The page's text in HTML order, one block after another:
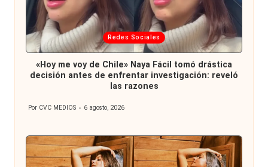
Publicada
en
Redes Sociales
«Hoy me voy de Chile» Naya Fácil tomó drástica
decisión antes de enfrentar investigación: reveló
las razones
Publicado
Por CVC MEDIOS 6 agosto, 2026